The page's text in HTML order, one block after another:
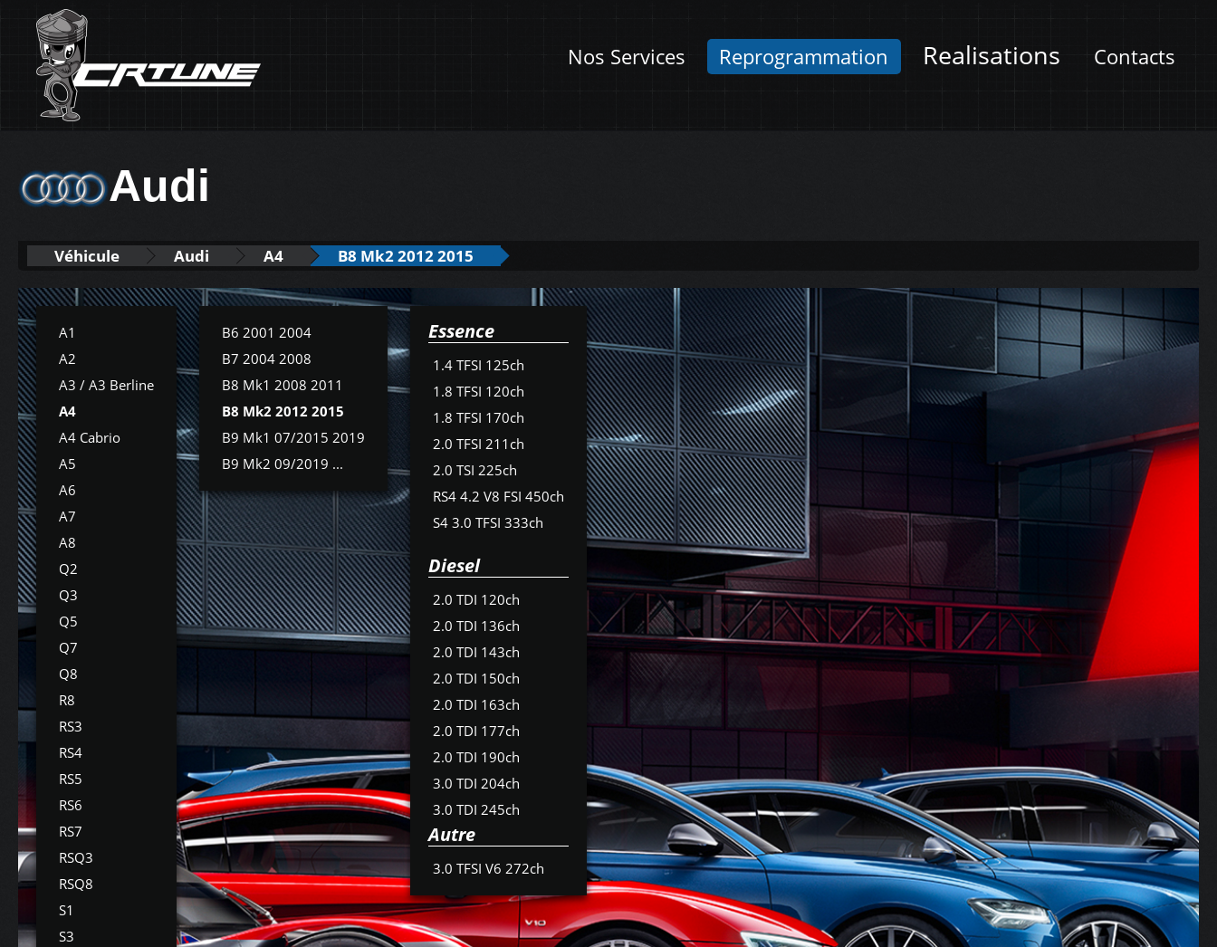
Nos Services Reprogrammation Realisations Contacts
Audi
Véhicule Audi A4 B8 Mk2 2012 2015
A1
A2
A3 / A3 Berline
A4
A4 Cabrio
A5
A6
A7
A8
Q2
Q3
Q5
Q7
Q8
R8
RS3
RS4
RS5
RS6
RS7
RSQ3
RSQ8
S1
S3
B6 2001 2004
B7 2004 2008
B8 Mk1 2008 2011
B8 Mk2 2012 2015
B9 Mk1 07/2015 2019
B9 Mk2 09/2019 ...
Essence
1.4 TFSI 125ch
1.8 TFSI 120ch
1.8 TFSI 170ch
2.0 TFSI 211ch
2.0 TSI 225ch
RS4 4.2 V8 FSI 450ch
S4 3.0 TFSI 333ch
Diesel
2.0 TDI 120ch
2.0 TDI 136ch
2.0 TDI 143ch
2.0 TDI 150ch
2.0 TDI 163ch
2.0 TDI 177ch
2.0 TDI 190ch
3.0 TDI 204ch
3.0 TDI 245ch
Autre
3.0 TFSI V6 272ch